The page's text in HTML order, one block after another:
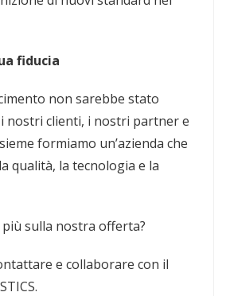
fiducia
non sarebbe stato
nostri clienti, i nostri partner e
formiamo un’azienda che
qualità, la tecnologia e la
sulla nostra offerta?
e collaborare con il